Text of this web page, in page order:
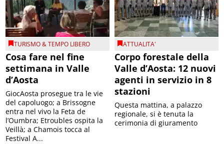
TURISMO & TEMPO LIBERO
Cosa fare nel fine
settimana in Valle
d’Aosta
GiocAosta prosegue tra le vie
del capoluogo; a Brissogne
entra nel vivo la Feta de
l’Oumbra; Etroubles ospita la
Veillà; a Chamois tocca al
Festival A...
ATTUALITA'
Corpo forestale della
Valle d’Aosta: 12 nuovi
agenti in servizio in 8
stazioni
Questa mattina, a palazzo
regionale, si è tenuta la
cerimonia di giuramento